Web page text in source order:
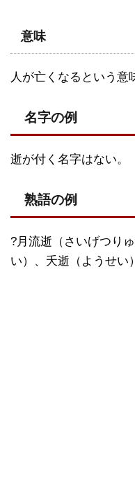
意味
人が亡くなるという意
名字の例
逝が付く名字はない。
熟語の例
?月流逝（さいげつり
い）、夭逝（ようせい